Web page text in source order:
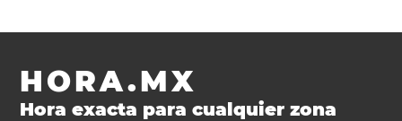
HORA.MX
Hora exacta para cualquier zona